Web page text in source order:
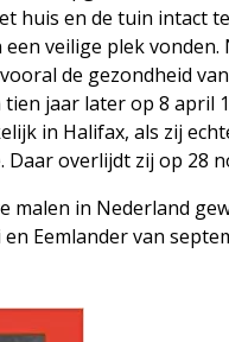
huis en de tuin intact
veilige plek
de gezondheid
jaar later op 8 april
in Halifax, als zij
overlijdt zij op 28
malen in Nederland
Eemlander van